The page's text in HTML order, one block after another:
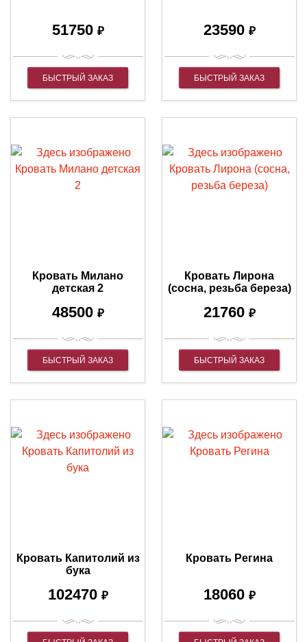
51750 ₽
БЫСТРЫЙ ЗАКАЗ
23590 ₽
БЫСТРЫЙ ЗАКАЗ
Кровать Милано
детская 2
48500 ₽
БЫСТРЫЙ ЗАКАЗ
Кровать Лирона
(сосна, резьба береза)
21760 ₽
БЫСТРЫЙ ЗАКАЗ
Кровать Капитолий из
бука
102470 ₽
Кровать Регина
18060 ₽